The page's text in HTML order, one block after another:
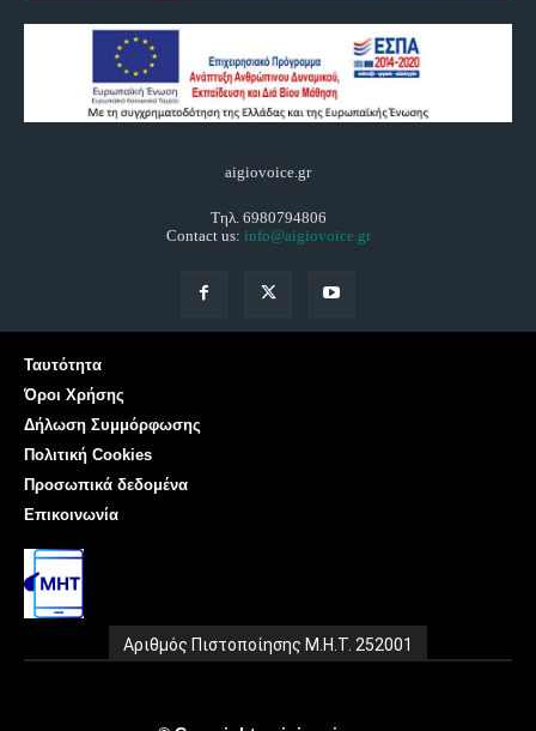
aigiovoice.gr
Τηλ. 6980794806
Contact us: info@aigiovoice.gr
Ταυτότητα
Όροι Χρήσης
Δήλωση Συμμόρφωσης
Πολιτική Cookies
Προσωπικά δεδομένα
Επικοινωνία
Αριθμός Πιστοποίησης Μ.Η.Τ. 252001